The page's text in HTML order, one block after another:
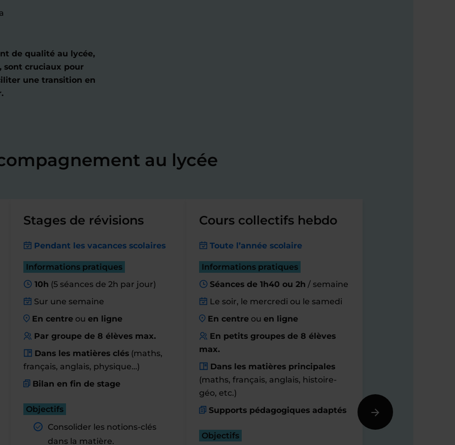
de qualité au lycée,
sont cruciaux pour
une transition en
au lycée
Stages de révisions
Pendant les vacances scolaires
Informations pratiques
10h (5 séances de 2h par jour)
Sur une semaine
En centreou en ligne
Par groupe de 8 élèves max.
Dans les matières clés(maths,
français, anglais, physique…)
Bilan en fin de stage
Objectifs
Consolider les notions-clés
dans la matière.
Cours collectifs hebdo
Toute l’année scolaire
Informations pratiques
Séances de 1h40 ou 2h / semaine
Le soir, le mercredi ou le samedi
En centre ouen ligne
En petits groupes de 8 élèves
max.
Dans les matières principales
(maths, français, anglais, histoire-
géo, etc.)
Supports pédagogiques adaptés
Objectifs